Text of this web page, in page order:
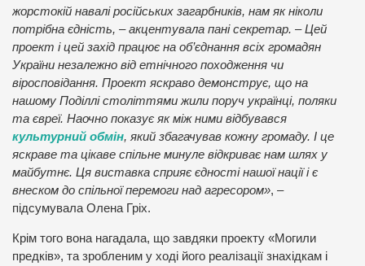
жорстокій навалі російських загарбників, нам як ніколи
потрібна єдність, – акцентувала пані секретар. – Цей
проект і цей захід працює на об’єднання всіх громадян
України незалежно від етнічного походження чи
віросповідання. Проект яскраво демонструє, що на
нашому Поділлі століттями жили поруч українці, поляки
та євреї. Наочно показує як між ними відбувався
культурний обмін, який збагачував кожну громаду. І це
яскраве та цікаве спільне минуле відкриває нам шлях у
майбутнє. Ця виставка сприяє єдності нашої нації і є
внеском до спільної перемоги над агресором», –
підсумувала Олена Гріх.
Крім того вона нагадала, що завдяки проекту «Могили
предків», та зробленим у ході його реалізації знахідкам і